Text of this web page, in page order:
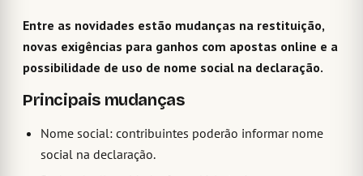
Entre as novidades estão mudanças na restituição,
novas exigências para ganhos com apostas online e a
possibilidade de uso de nome social na declaração.
Principais mudanças
Nome social: contribuintes poderão informar nome
social na declaração.